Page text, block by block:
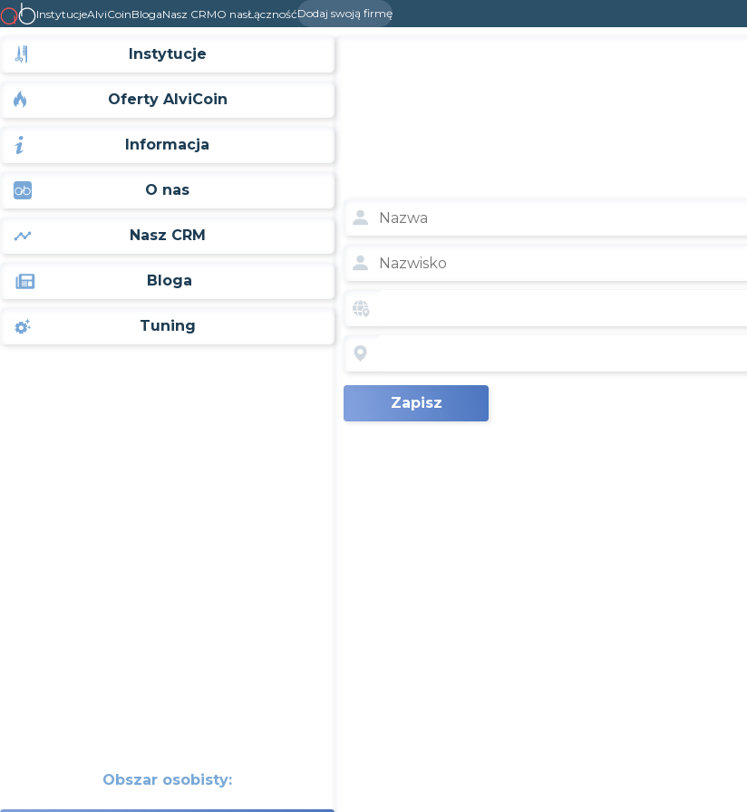
InstytucjeAlviCoinBlogaNasz CRMO nasŁącznośćDodaj swoją firmę
Instytucje
Oferty AlviCoin
Informacja
O nas
Nasz CRM
Bloga
Tuning
Obszar osobisty:
Zapisz